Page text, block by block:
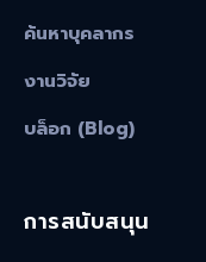
ค้นหาบุคลากร
งานวิจัย
บล็อก (Blog)
การสนับสนุน